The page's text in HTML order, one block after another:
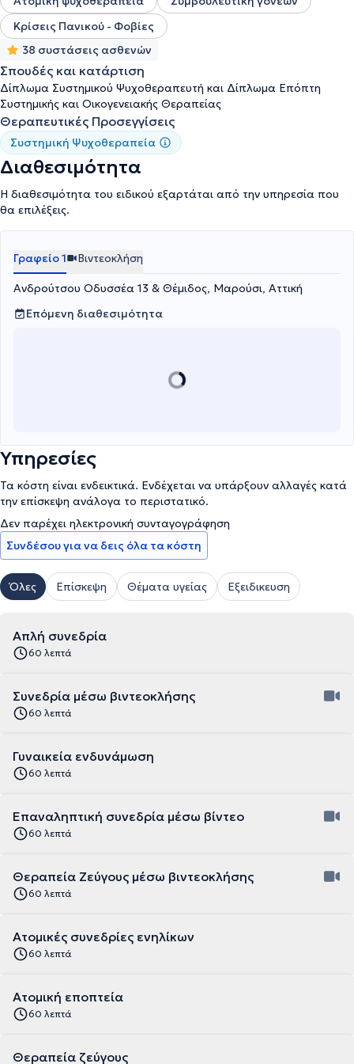
Κλινική του Σισμανογλείου Γ.Ν.Α και από το 2013 έως το 2024
εργάστηκε στο Οικοτροφείο ''ΕΠΑΚΜΟΣ'', που ανήκει στην
ΕΣΥΘΕΠΑΣ. Τέλος, στο πλαίσιο της επαγγελματικής της
επιμόρφωσης, έχει παρακολουθήσει σημαντικό αριθμό
εκπαιδευτικών σεμιναρίων και συνεδρίων που άπτονται του
τομέα της ψυχικής υγείας και της συστημικής θεραπείας.
Κρίσεις Πανικού - Φοβίες
38 συστάσεις ασθενών
Σπουδές και κατάρτιση
Δίπλωμα Συστημικού Ψυχοθεραπευτή και Δίπλωμα Επόπτη
Συστημικής και Οικογενειακής Θεραπείας
Θεραπευτικές Προσεγγίσεις
Συστημική Ψυχοθεραπεία
Διαθεσιμότητα
Η διαθεσιμότητα του ειδικού εξαρτάται από την υπηρεσία που
θα επιλέξεις.
Γραφείο 1 Βιντεοκλήση
Ανδρούτσου Οδυσσέα 13 & Θέμιδος, Μαρούσι, Αττική
Επόμενη διαθεσιμότητα
Υπηρεσίες
Τα κόστη είναι ενδεικτικά. Ενδέχεται να υπάρξουν αλλαγές κατά
την επίσκεψη ανάλογα το περιστατικό.
Δεν παρέχει ηλεκτρονική συνταγογράφηση
Συνδέσου για να δεις όλα τα κόστη
Όλες Επίσκεψη Θέματα υγείας Εξειδικευση
Απλή συνεδρία
60 λεπτά
Συνεδρία μέσω βιντεοκλήσης
60 λεπτά
Γυναικεία ενδυνάμωση
60 λεπτά
Επαναληπτική συνεδρία μέσω βίντεο
60 λεπτά
Θεραπεία Ζεύγους μέσω βιντεοκλήσης
60 λεπτά
Ατομικές συνεδρίες ενηλίκων
60 λεπτά
Ατομική εποπτεία
60 λεπτά
Θεραπεία ζεύγους